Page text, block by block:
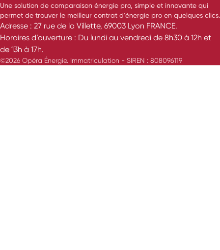
Une solution de comparaison énergie pro, simple et innovante qui
permet de trouver le meilleur contrat d'énergie pro en quelques clics.
Adresse : 27 rue de la Villette, 69003 Lyon FRANCE.
Horaires d’ouverture : Du lundi au vendredi de 8h30 à 12h et
de 13h à 17h.
©2026 Opéra Énergie. Immatriculation - SIREN : 808096119